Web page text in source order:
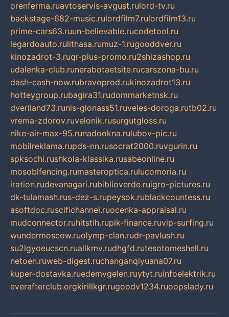
orenferma.ruavtoservis-avgust.rulord-tv.ru
backstage-682-music.rulordfilm7.rulordfilm13.ru
prime-cars63.ruun-believable.rucodetool.ru
legardoauto.rulithasa.rumuz-1.rugooddver.ru
kinozadrot-3.ruqr-plus-promo.ru2shizashop.ru
udalenka-club.runerabotaetsite.rucarszona-bu.ru
dash-cash-now.rubravoprod.rukinozadrot13.ru
hotteygroup.rubagira31.rudommarketnsk.ru
dveriland73.runis-glonass51.ruveles-doroga.rutb02.ru
vrema-zdorov.ruvelonik.rusurgutgloss.ru
nike-air-max-95.runadookna.rulubov-pic.ru
mobilreklama.rupds-nn.rusocrat2000.ruvgurin.ru
spksochi.rushkola-klassika.rusabeonline.ru
mosoblfencing.rumasteroptica.rulucomoria.ru
iration.rudevanagari.rubiblioverde.ruigro-pictures.ru
dk-tulamash.rus-dez-s.rupeysok.rublackcountess.ru
asoftdoc.ruscifichannel.ruocenka-appraisal.ru
mudconnector.ruhitstih.rupik-finance.ruvip-surfing.ru
wundermoscow.ruolymp-clan.rudr-pavlush.ru
su2lgyoeucscn.ruallkmv.rudhgfd.rutesotomeshell.ru
netoen.ruweb-digest.ruchanganqiyuana07.ru
kuper-dostavka.ruedemvgelen.ruytyt.ruinfoelektrik.ru
everafterclub.orgkirillkgr.rugoodv1234.ruoopslady.ru